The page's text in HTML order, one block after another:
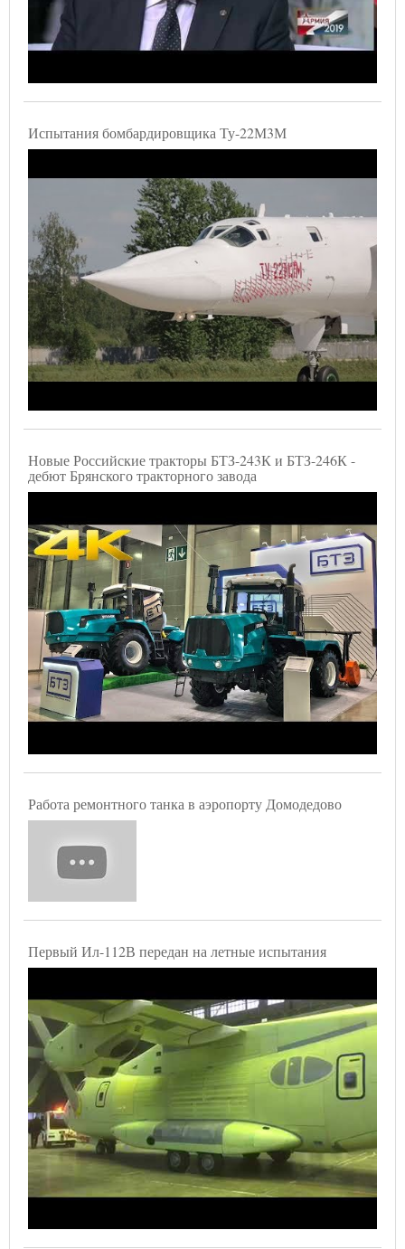
Испытания бомбардировщика Ту-22М3М
Новые Российские тракторы БТЗ-243К и БТЗ-246К -
дебют Брянского тракторного завода
Работа ремонтного танка в аэропорту Домодедово
Первый Ил-112В передан на летные испытания